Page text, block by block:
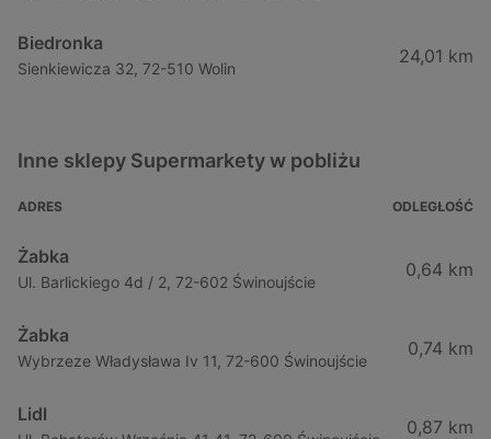
Biedronka
Sienkiewicza 32, 72-510 Wolin
24,01 km
Inne sklepy Supermarkety w pobliżu
ADRES ODLEGŁOŚĆ
Żabka
Ul. Barlickiego 4d / 2, 72-602 Świnoujście
0,64 km
Żabka
Wybrzeze Władysława Iv 11, 72-600 Świnoujście
0,74 km
Lidl
0,87 km